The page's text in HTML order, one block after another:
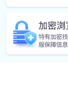
门锁系列